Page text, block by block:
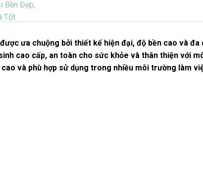
ưa chuộng bởi thiết kế hiện đại, độ bền cao và đa
cao cấp, an toàn cho sức khỏe và thân thiện với
và phù hợp sử dụng trong nhiều môi trường làm